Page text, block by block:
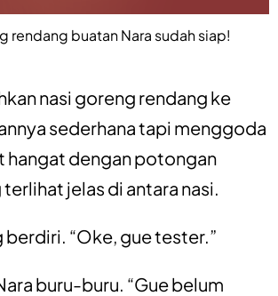
rendang buatan Nara sudah siap!
nasi goreng rendang ke
sederhana tapi menggoda
hangat dengan potongan
jelas di antara nasi.
“Oke, gue tester.”
buru-buru. “Gue belum